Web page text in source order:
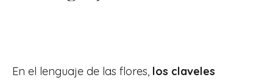
En el lenguaje de las flores, los claveles